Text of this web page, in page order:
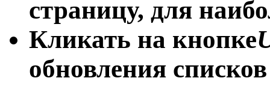
страницу, для
Кликать на кнопке
обновления